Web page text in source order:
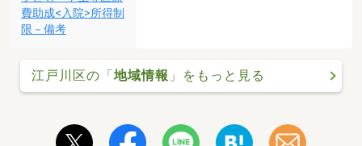
費助成<入院>所得制
限－備考
江戸川区の「地域情報 」をもっと見る